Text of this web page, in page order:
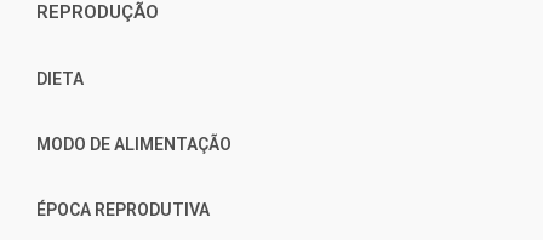
REPRODUÇÃO
DIETA
MODO DE ALIMENTAÇÃO
ÉPOCA REPRODUTIVA